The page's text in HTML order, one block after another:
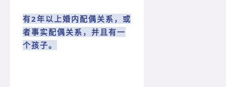
有2年以上婚内配偶关系，或
者事实配偶关系，并且有一
个孩子。